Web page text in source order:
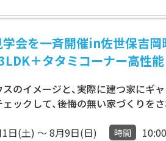
会を一斉開催in佐世保吉
＋タタミコーナー高性
のイメージと、実際に建つ家にギ
ックして、後悔の無い家づくりをさ
日(土) ～ 8月9日(日) 時間